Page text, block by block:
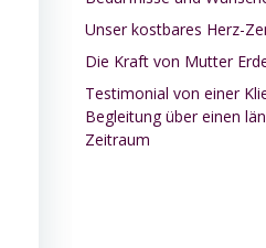
Unser kostbares Herz-
Die Kraft von Mutter
Testimonial von einer
Begleitung über einen
Zeitraum